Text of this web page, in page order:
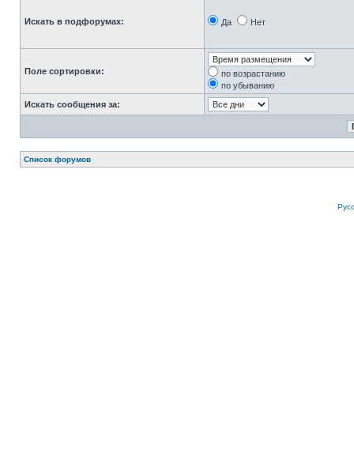
Искать в подфорумах: Да Нет
Поле сортировки:
по возрастанию
по убыванию
Искать сообщения за:
Список форумов